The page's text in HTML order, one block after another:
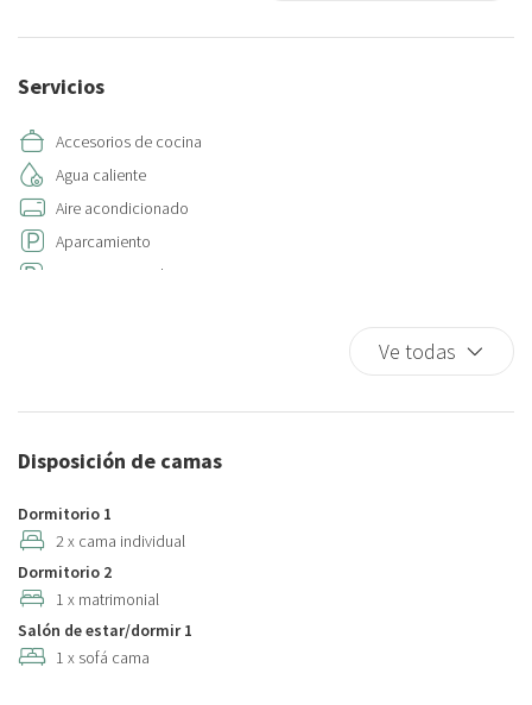
Servicios
Accesorios de cocina
Agua caliente
Aire acondicionado
Aparcamiento
Aparcamiento de pago
Bañera
Bañera
Bañera/Ducha
Bañera grande
Baño privado
Bidet
Cafetera/ Tetera
Ve todas
Disposición de camas
Dormitorio 1
2 x cama individual
Dormitorio 2
1 x matrimonial
Salón de estar/dormir 1
1 x sofá cama